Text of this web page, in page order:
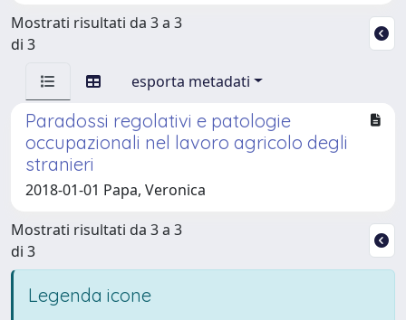
Mostrati risultati da 3 a 3
di 3
esporta metadati
Paradossi regolativi e patologie
occupazionali nel lavoro agricolo degli
stranieri
2018-01-01 Papa, Veronica
Mostrati risultati da 3 a 3
di 3
Legenda icone